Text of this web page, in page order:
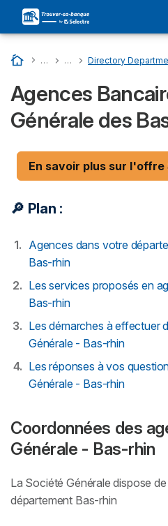
Accueil
… Liste Des Banques En
… SOCIÉTÉ GÉNÉRALE
…
Directory
Agences
Générale des
En savoir plus sur l'offre
🔎 Plan :
Agences dans votre
Bas-rhin
Les services proposés en
Bas-rhin
Les démarches à effectuer
Générale - Bas-rhin
Les réponses à vos
Générale - Bas-rhin
Coordonnées des
Générale - Bas-rhin
La Société Générale dispose
département Bas-rhin